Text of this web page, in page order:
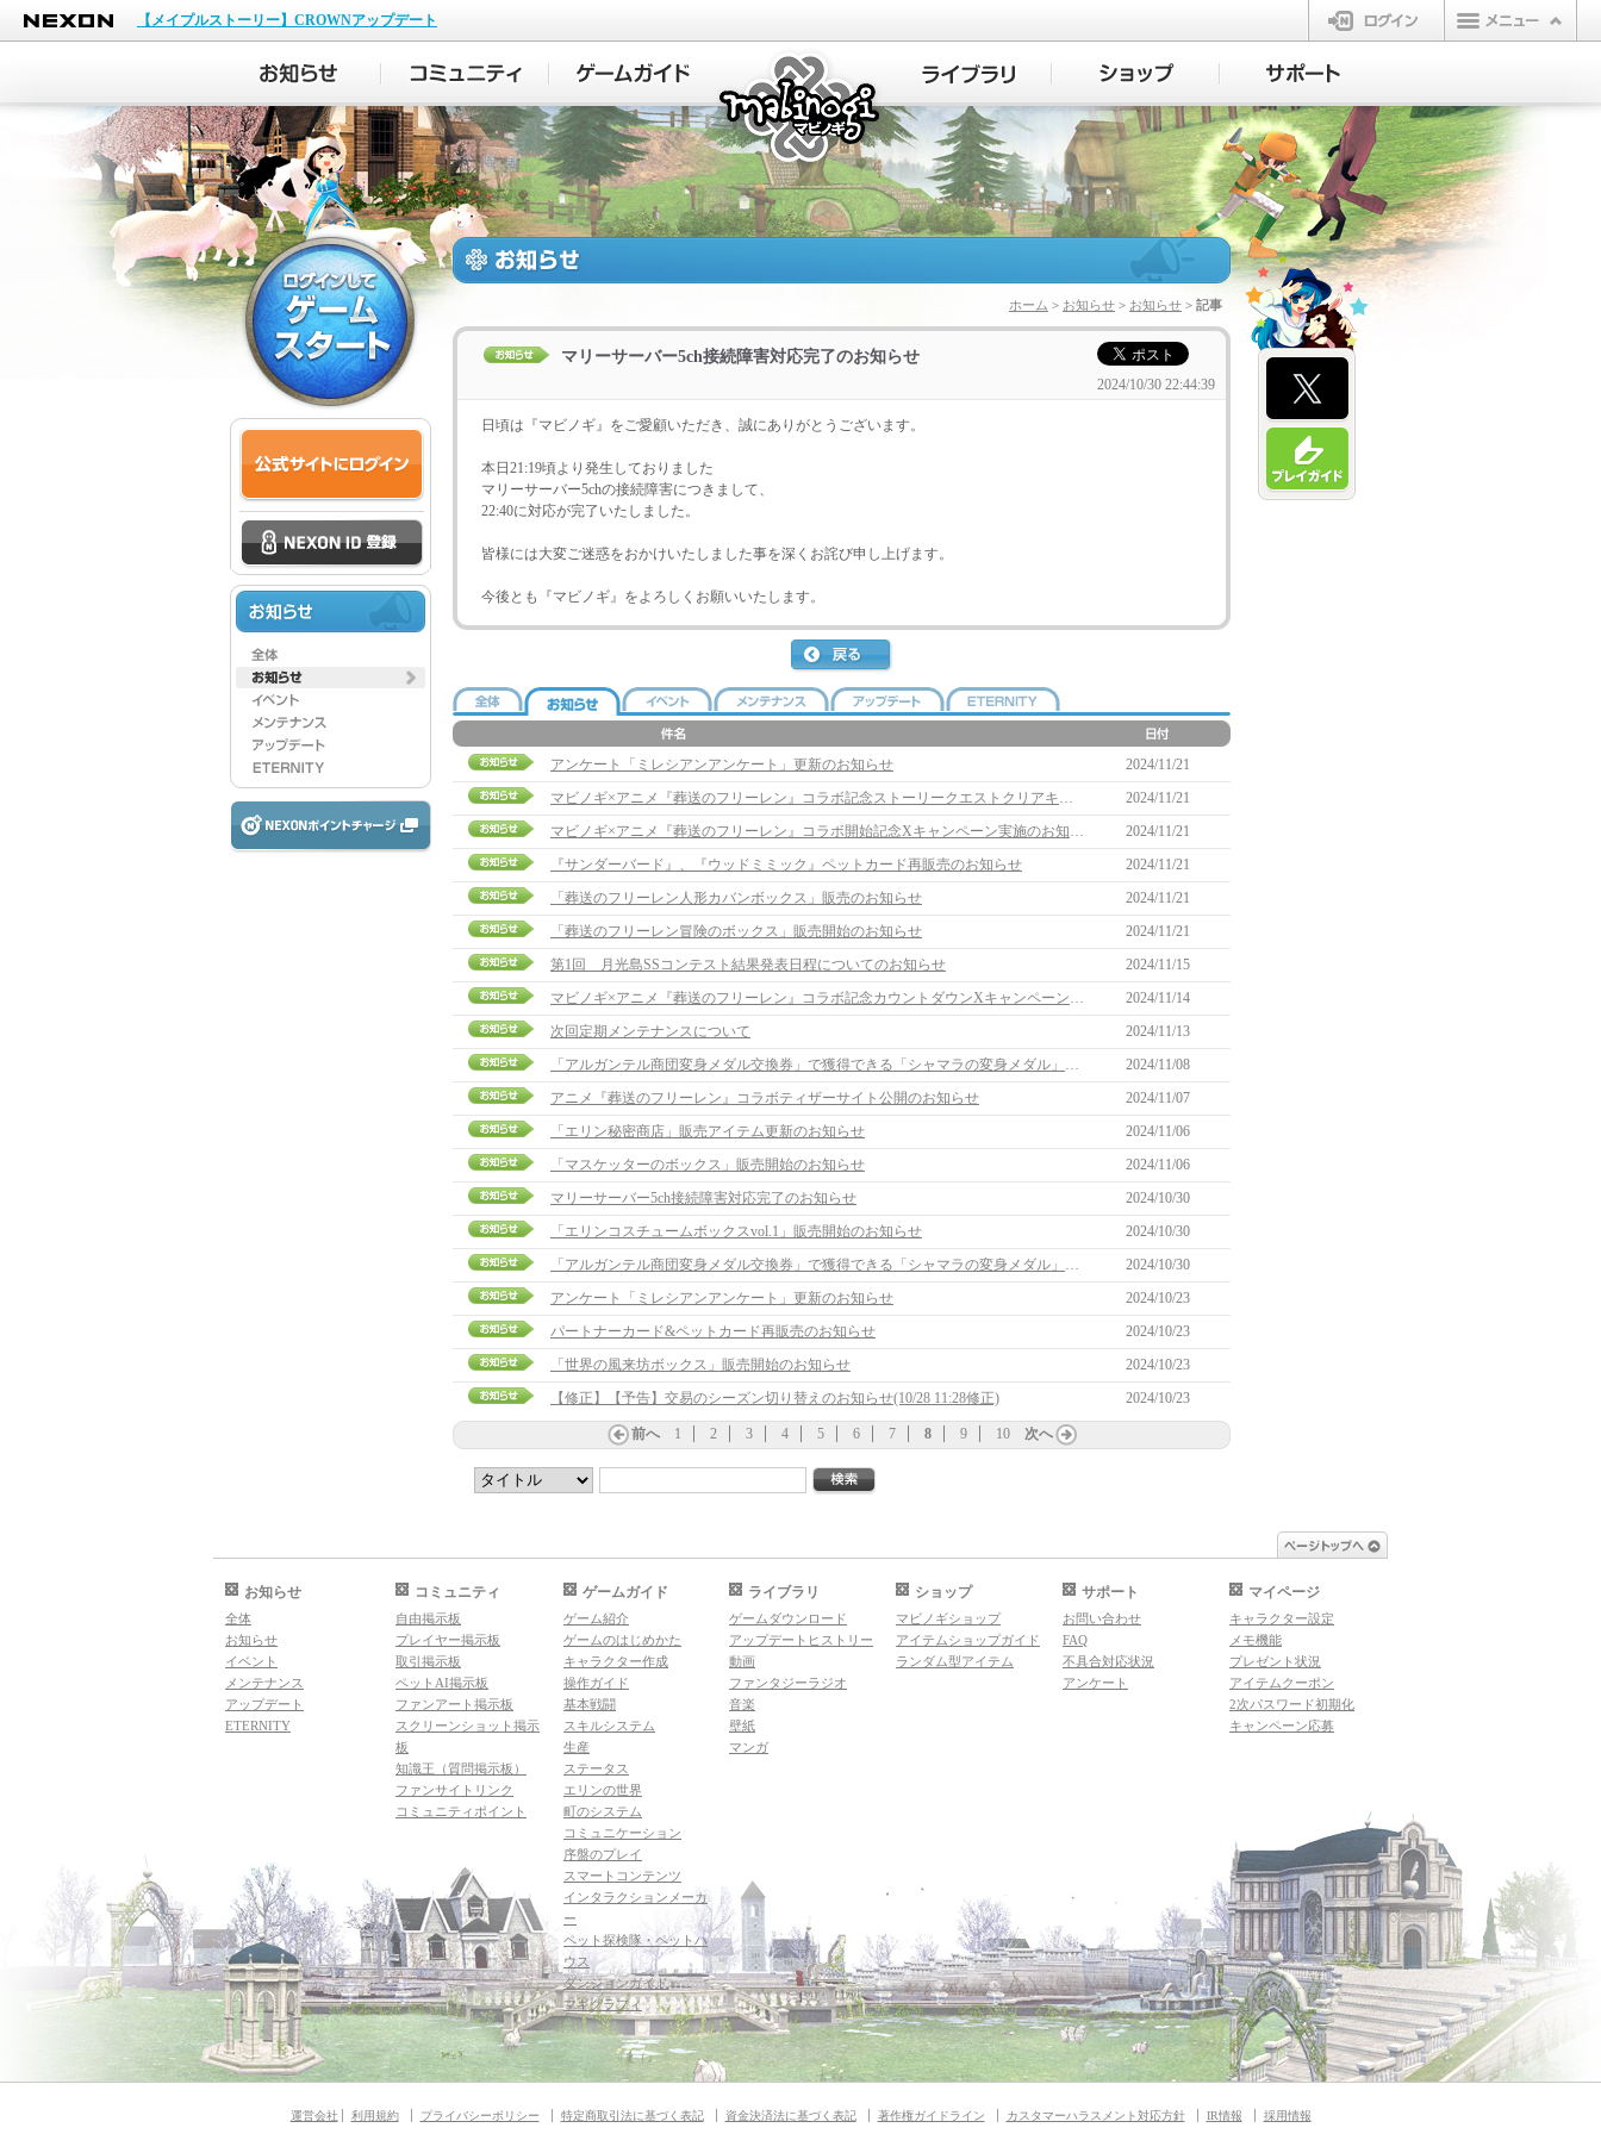
NEXON
【メイプルストーリー】CROWNアップデート
ログイン
マビノギ
ホーム > お知らせ > お知らせ > 記事
マリーサーバー5ch接続障害対応完了のお知らせ
2024/10/30 22:44:39
日頃は『マビノギ』をご愛顧いただき、誠にありがとうございます。
本日21:19頃より発生しておりました
マリーサーバー5chの接続障害につきまして、
22:40に対応が完了いたしました。
皆様には大変ご迷惑をおかけいたしました事を深くお詫び申し上げます。
今後とも『マビノギ』をよろしくお願いいたします。
アンケート「ミレシアンアンケート」更新のお知らせ
2024/11/21
マビノギ×アニメ『葬送のフリーレン』コラボ記念ストーリークエストクリアキャンペーン実施のお知らせ
2024/11/21
マビノギ×アニメ『葬送のフリーレン』コラボ開始記念Xキャンペーン実施のお知らせ
2024/11/21
『サンダーバード』、『ウッドミミック』ペットカード再販売のお知らせ
2024/11/21
「葬送のフリーレン人形カバンボックス」販売のお知らせ
2024/11/21
「葬送のフリーレン冒険のボックス」販売開始のお知らせ
2024/11/21
第1回 月光島SSコンテスト結果発表日程についてのお知らせ
2024/11/15
マビノギ×アニメ『葬送のフリーレン』コラボ記念カウントダウンXキャンペーン実施のお知らせ
2024/11/14
次回定期メンテナンスについて
2024/11/13
「アルガンテル商団変身メダル交換券」で獲得できる「シャマラの変身メダル」に関する問題が再度発生している問題について(11/14 11:45追記)
2024/11/08
アニメ『葬送のフリーレン』コラボティザーサイト公開のお知らせ
2024/11/07
「エリン秘密商店」販売アイテム更新のお知らせ
2024/11/06
「マスケッターのボックス」販売開始のお知らせ
2024/11/06
マリーサーバー5ch接続障害対応完了のお知らせ
2024/10/30
「エリンコスチュームボックスvol.1」販売開始のお知らせ
2024/10/30
「アルガンテル商団変身メダル交換券」で獲得できる「シャマラの変身メダル」に関する問題について(11/6 14:30追記)
2024/10/30
アンケート「ミレシアンアンケート」更新のお知らせ
2024/10/23
パートナーカード&ペットカード再販売のお知らせ
2024/10/23
「世界の風来坊ボックス」販売開始のお知らせ
2024/10/23
【修正】【予告】交易のシーズン切り替えのお知らせ(10/28 11:28修正)
2024/10/23
前へ 1 2 3 4 5 6 7 8 9 10 次へ
お知らせ
全体
お知らせ
イベント
メンテナンス
アップデート
ETERNITY
コミュニティ
自由掲示板
プレイヤー掲示板
取引掲示板
ペットAI掲示板
ファンアート掲示板
スクリーンショット掲示
板
知識王（質問掲示板）
ファンサイトリンク
コミュニティポイント
ゲームガイド
ゲーム紹介
ゲームのはじめかた
キャラクター作成
操作ガイド
基本戦闘
スキルシステム
生産
ステータス
エリンの世界
町のシステム
コミュニケーション
序盤のプレイ
スマートコンテンツ
インタラクションメーカ
ー
ペット探検隊・ペットハ
ウス
ダンジョンガイド
マギグラフィ
ライブラリ
ゲームダウンロード
アップデートヒストリー
動画
ファンタジーラジオ
音楽
壁紙
マンガ
ショップ
マビノギショップ
アイテムショップガイド
ランダム型アイテム
サポート
お問い合わせ
FAQ
不具合対応状況
アンケート
マイページ
キャラクター設定
メモ機能
プレゼント状況
アイテムクーポン
2次パスワード初期化
キャンペーン応募
運営会社 利用規約 プライバシーポリシー 特定商取引法に基づく表記 資金決済法に基づく表記 著作権ガイドライン カスタマーハラスメント対応方針 IR情報 採用情報